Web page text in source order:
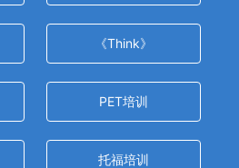
《Think》
PET培训
托福培训